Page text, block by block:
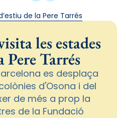
de la Pere Tarrés
les estades
Pere Tarrés
es desplaça
d'Osona i del
de més a prop la
de la Fundació